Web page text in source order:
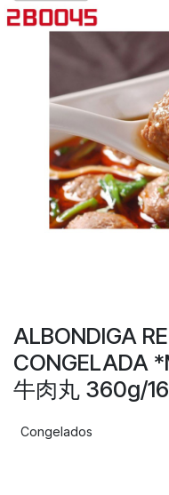
ALBONDIGA
CONGELADA
牛肉丸 360g/16
Congelados